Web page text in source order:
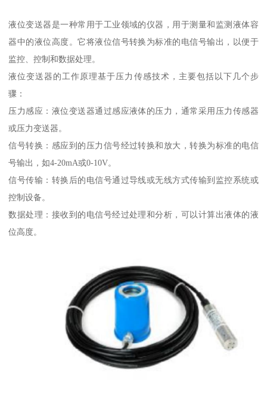
液位变送器是一种常用于工业领域的仪器，用于测量和监测液体容
器中的液位高度。它将液位信号转换为标准的电信号输出，以便于
监控、控制和数据处理。
液位变送器的工作原理基于压力传感技术，主要包括以下几个步
骤：
压力感应：液位变送器通过感应液体的压力，通常采用压力传感器
或压力变送器。
信号转换：感应到的压力信号经过转换和放大，转换为标准的电信
号输出，如4-20mA或0-10V。
信号传输：转换后的电信号通过导线或无线方式传输到监控系统或
控制设备。
数据处理：接收到的电信号经过处理和分析，可以计算出液体的液
位高度。